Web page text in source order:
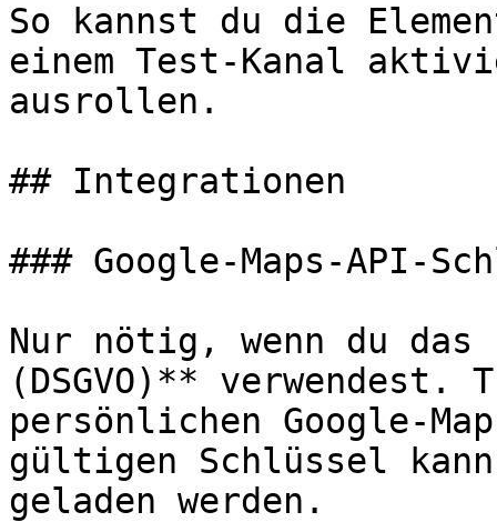
So kannst du die
einem Test-Kanal
ausrollen.
## Integrationen
### Google-Maps-API-
Nur nötig, wenn du das
(DSGVO)** verwendest.
persönlichen Google-
gültigen Schlüssel
geladen werden.